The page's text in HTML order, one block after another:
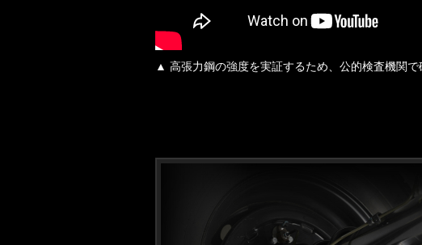
▲ 高張力鋼の強度を実証するため、公的検査機関で